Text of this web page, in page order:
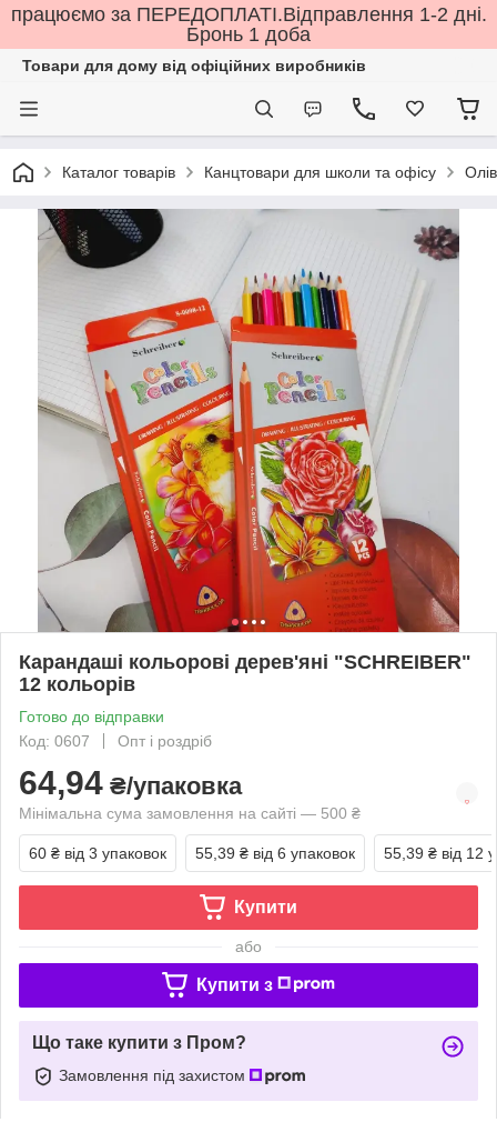
працюємо за ПЕРЕДОПЛАТІ.Відправлення 1-2 дні.
Бронь 1 доба
Товари для дому від офіційних виробників
Каталог товарів Канцтовари для школи та офісу
Карандаші кольорові дерев'яні "SCHREIBER"
12 кольорів
Готово до відправки
Код: 0607
Опт і роздріб
64,94 ₴/упаковка
Мінімальна сума замовлення на сайті — 500 ₴
60 ₴ від 3 упаковок 55,39 ₴ від 6 упаковок 55,39 ₴ від 12
Купити
або
Купити з
Що таке купити з Пром?
Замовлення під захистом